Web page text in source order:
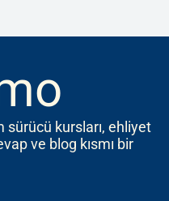
sürücü kursları, ehliyet
ve blog kısmı bir